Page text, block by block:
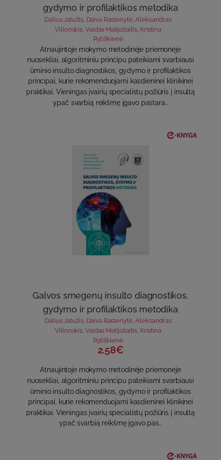
gydymo ir profilaktikos metodika
Dalius Jatužis, Daiva Rastenytė Aleksandras
Vilionskis ,Vaidas Matijošaitis, Kristina
Ryliškienė
Atnaujintoje mokymo metodinėje priemonėje
nuosekliai, algoritminiu principu pateikiami svarbiausi
ūminio insulto diagnostikos, gydymo ir profilaktikos
principai, kurie rekomenduojami kasdieninei klinikinei
praktikai. Vieningas įvairių specialistų požiūris į insultą
ypač svarbią reikšmę įgavo pastara..
Galvos smegenų insulto diagnostikos,
gydymo ir profilaktikos metodika
Dalius Jatužis, Daiva Rastenytė,Aleksandras
Vilionskis,Vaidas Matijošaitis, Kristina
Ryliškienė
2.58€
Atnaujintoje mokymo metodinėje priemonėje
nuosekliai, algoritminiu principu pateikiami svarbiausi
ūminio insulto diagnostikos, gydymo ir profilaktikos
principai, kurie rekomenduojami kasdieninei klinikinei
praktikai. Vieningas įvairių specialistų požiūris į insultą
ypač svarbią reikšmę įgavo pas..